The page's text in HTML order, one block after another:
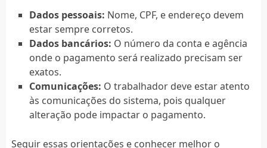
Dados pessoais: Nome, CPF, e endereço devem
estar sempre corretos.
Dados bancários: O número da conta e agência
onde o pagamento será realizado precisam ser
exatos.
Comunicações: O trabalhador deve estar atento
às comunicações do sistema, pois qualquer
alteração pode impactar o pagamento.
Seguir essas orientações e conhecer melhor o